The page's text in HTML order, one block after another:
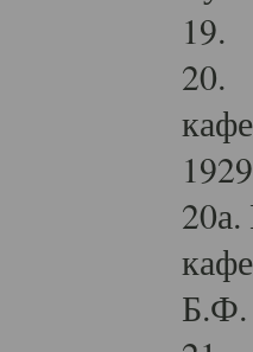
19.
20.
Б.Ф.